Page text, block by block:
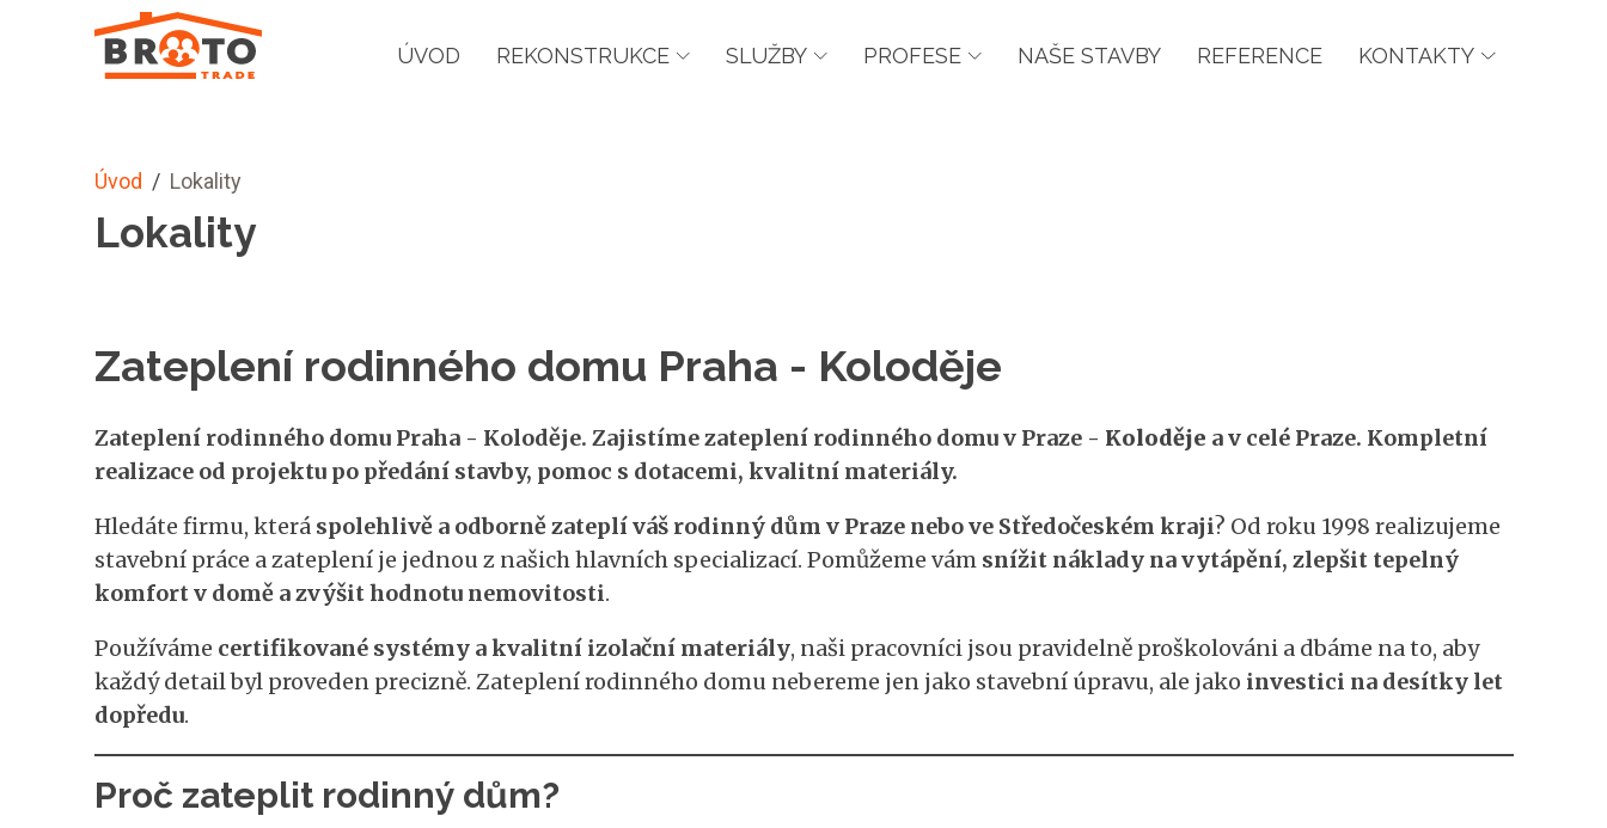
ÚVOD REKONSTRUKCE SLUŽBY PROFESE NAŠE STAVBY REFERENCE KONTAKTY
Úvod / Lokality
Lokality
Zateplení rodinného domu Praha - Koloděje
Zateplení rodinného domu Praha - Koloděje. Zajistíme zateplení rodinného domu v Praze - Koloděje a v celé Praze. Kompletní
realizace od projektu po předání stavby, pomoc s dotacemi, kvalitní materiály.
Hledáte firmu, která spolehlivě a odborně zateplí váš rodinný dům v Praze nebo ve Středočeském kraji? Od roku 1998 realizujeme
stavební práce a zateplení je jednou z našich hlavních specializací. Pomůžeme vám snížit náklady na vytápění, zlepšit tepelný
komfort v domě a zvýšit hodnotu nemovitosti.
Používáme certifikované systémy a kvalitní izolační materiály, naši pracovníci jsou pravidelně proškolováni a dbáme na to, aby
každý detail byl proveden precizně. Zateplení rodinného domu nebereme jen jako stavební úpravu, ale jako investici na desítky let
dopředu.
Proč zateplit rodinný dům?